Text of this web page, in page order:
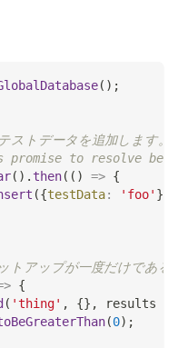
( ) ;
トデータを追加します。
to resolve
( ) . then( ( ) => {
({testData: 'foo' }
アップが一度だけである
{
( 'thing' , {} , results
(0) ;